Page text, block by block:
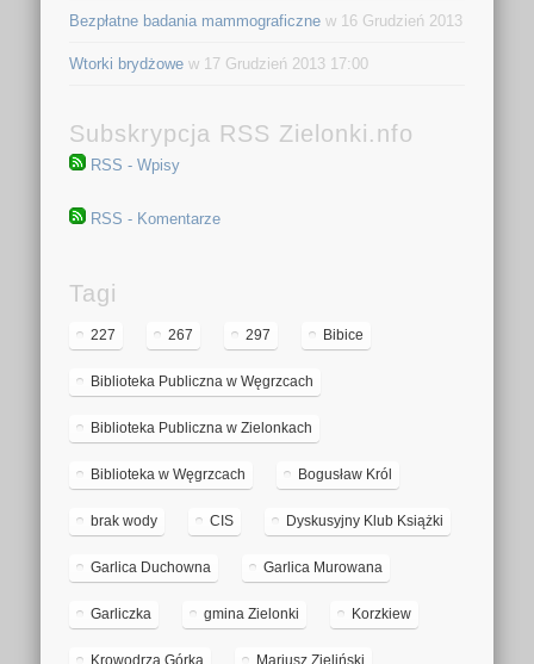
Bezpłatne badania mammograficzne w 16 Grudzień 2013
Wtorki brydżowe w 17 Grudzień 2013 17:00
Subskrypcja RSS Zielonki.nfo
RSS - Wpisy
RSS - Komentarze
Tagi
227 267 297 Bibice
Biblioteka Publiczna w Węgrzcach
Biblioteka Publiczna w Zielonkach
Biblioteka w Węgrzcach Bogusław Król
brak wody CIS Dyskusyjny Klub Książki
Garlica Duchowna Garlica Murowana
Garliczka gmina Zielonki Korzkiew